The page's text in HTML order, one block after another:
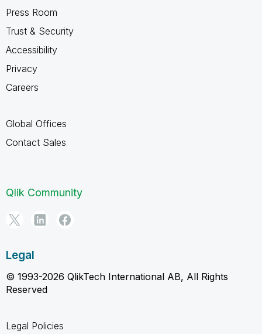
Press Room
Trust & Security
Accessibility
Privacy
Careers
Global Offices
Contact Sales
Qlik Community
Legal
© 1993-2026 QlikTech International AB, All Rights
Reserved
Legal Policies